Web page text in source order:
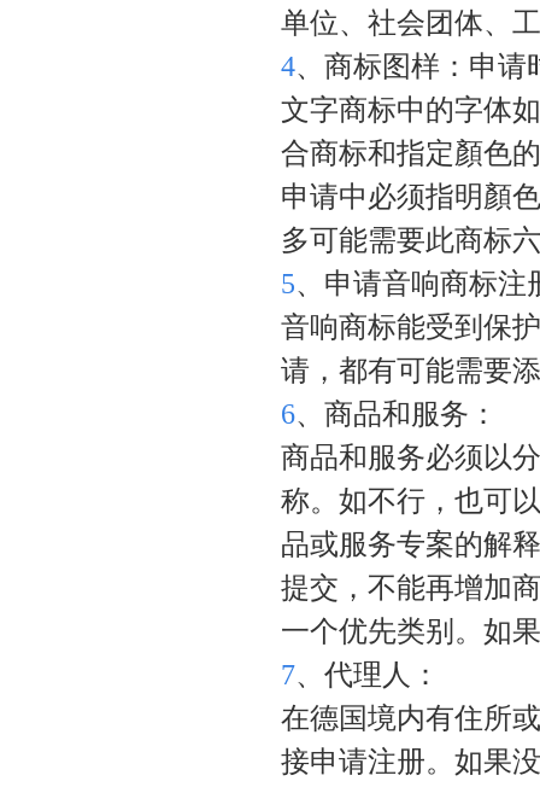
单位、社会团体、
4、商标图样：申请
文字商标中的字体
合商标和指定顏色
申请中必须指明顏
多可能需要此商标
5、申请音响商标注
音响商标能受到保
请，都有可能需要
6、商品和服务：
商品和服务必须以
称。如不行，也可
品或服务专案的解
提交，不能再增加
一个优先类别。如
7、代理人：
在德国境内有住所
接申请注册。如果